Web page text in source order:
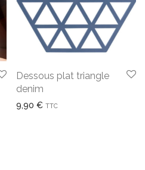
Dessous plat triangle
denim
9,90 € TTC